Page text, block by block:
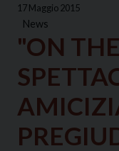
17 Maggio 2015
News
"ON